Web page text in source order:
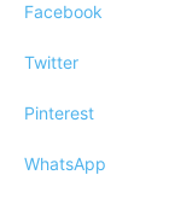
Facebook
Twitter
Pinterest
WhatsApp